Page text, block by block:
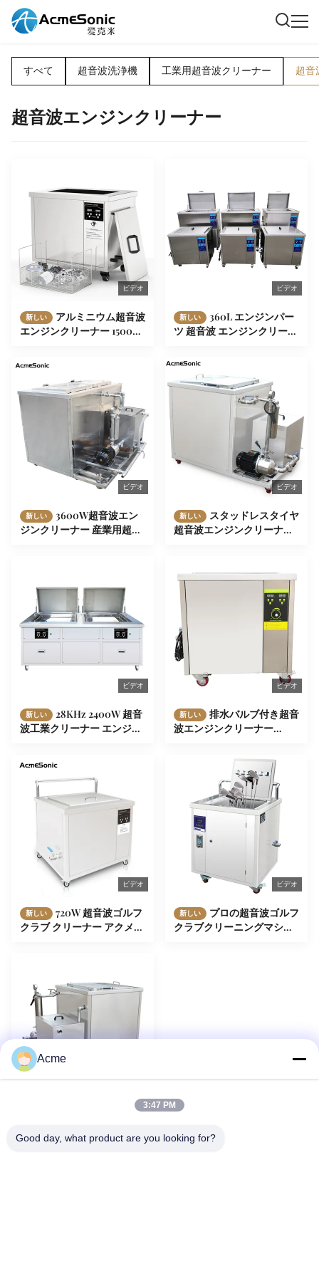
すべて 超音波洗浄機 工業用超音波クリーナー 超音
超音波エンジンクリーナー
ビデオ
新しい
アルミニウム超音波
エンジンクリーナー 1500W
ビデオ
新しい
360L エンジンパー
ツ 超音波 エンジンクリーナ
ビデオ
新しい
3600W超音波エン
ジンクリーナー 産業用超音
ビデオ
新しい
スタッドレスタイヤ
超音波エンジンクリーナー
ビデオ
新しい
28KHz 2400W 超音
波工業クリーナー エンジン
ビデオ
新しい
排水バルブ付き超音
波エンジンクリーナー
ビデオ
新しい
720W 超音波ゴルフ
クラブ クリーナー アクメソ
ビデオ
新しい
プロの超音波ゴルフ
クラブクリーニングマシン
1800W 超音波エン
用自動車清掃システム
Acme
3:47 PM
Good day, what product are you looking for?